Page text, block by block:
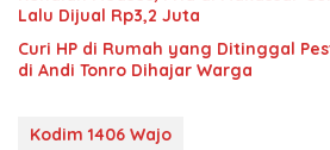
Lalu Dijual Rp3,2 Juta
Curi HP di Rumah yang Ditinggal
di Andi Tonro Dihajar Warga
Kodim 1406 Wajo